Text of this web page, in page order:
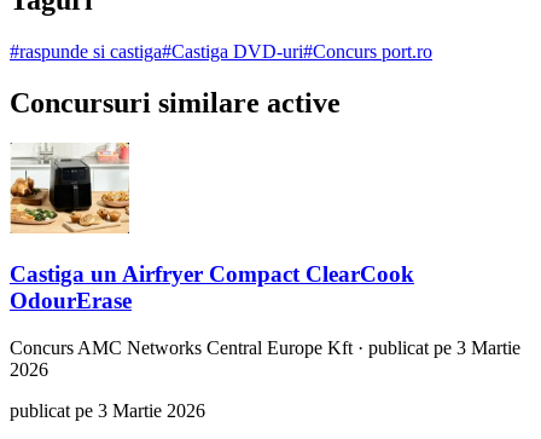
#raspunde si castiga#Castiga DVD-uri#Concurs port.ro
Concursuri similare active
Castiga un Airfryer Compact ClearCook
OdourErase
Concurs AMC Networks Central Europe Kft · publicat pe 3 Martie
2026
publicat pe 3 Martie 2026